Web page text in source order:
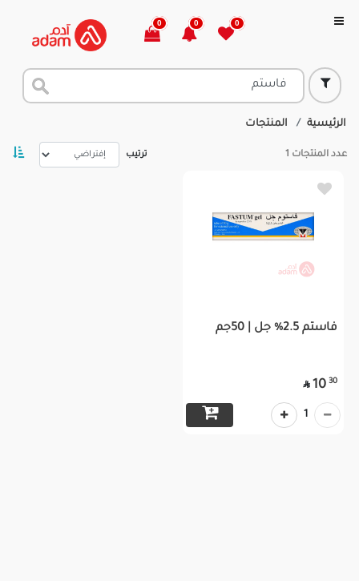
0
0
0
الرئيسية المنتجات
عدد المنتجات 1 ترتيب
فاستم 2.5% جل | 50جم
30
10

1